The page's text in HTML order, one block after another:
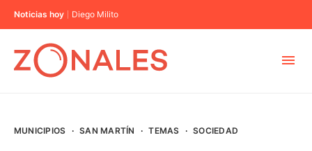
Noticias hoy Diego Milito
MUNICIPIOS · SAN MARTÍN · TEMAS · SOCIEDAD